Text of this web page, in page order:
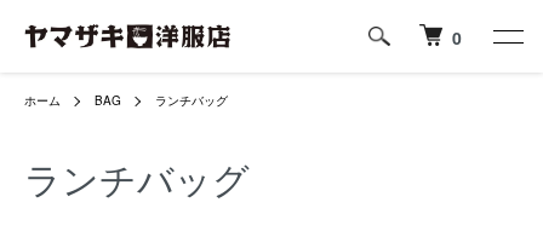
0
ホーム BAG ランチバッグ
ランチバッグ